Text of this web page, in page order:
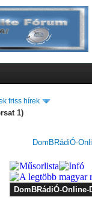
friss hírek
1)
DomBRádiÓ-